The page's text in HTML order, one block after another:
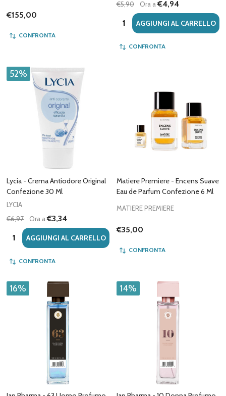
€155,00
CONFRONTA
€5,90 Ora a€4,94
Quantità:AGGIUNGI AL CARRELLO
CONFRONTA
52%
Lycia - Crema Antiodore Original
Confezione 30 Ml
LYCIA
€6,97
Ora a€3,34
Quantità:AGGIUNGI AL CARRELLO
CONFRONTA
Matiere Premiere - Encens Suave
Eau de Parfum Confezione 6 Ml
MATIERE PREMIERE
€35,00
CONFRONTA
16% 14%